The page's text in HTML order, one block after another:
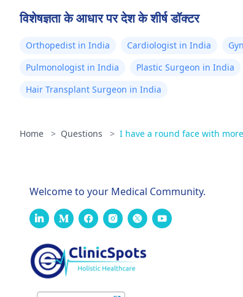
विशेषज्ञता के आधार पर देश के शीर्ष डॉक्टर
Orthopedist in India Cardiologist in India
Pulmonologist in India
Plastic Surgeon in India
Hair Transplant Surgeon in India
Home > Questions > I have a round face with
Welcome to your Medical Community.